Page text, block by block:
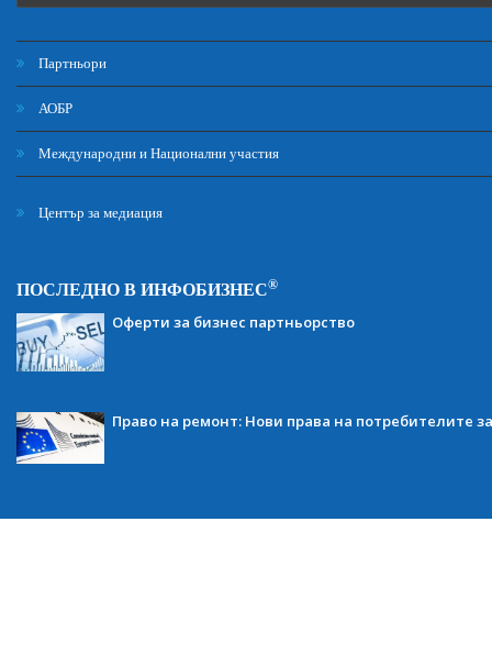
Партньори
АОБР
Международни и Национални участия
Център за медиация
ПОСЛЕДНО В ИНФОБИЗНЕС®
Оферти за бизнес партньорство
Право на ремонт: Нови права на потребителите